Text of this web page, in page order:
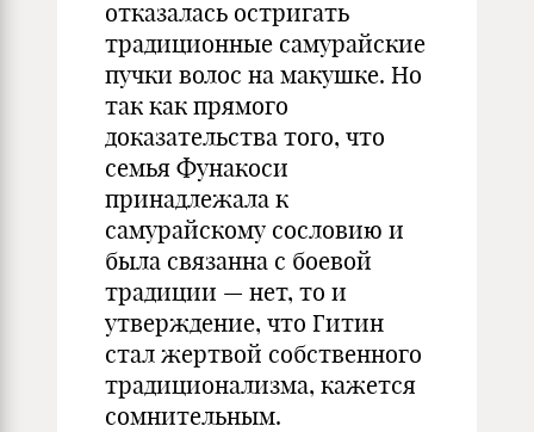
отказалась остригать
традиционные самурайские
пучки волос на макушке. Но
так как прямого
доказательства того, что
семья Фунакоси
принадлежала к
самурайскому сословию и
была связанна с боевой
традиции — нет, то и
утверждение, что Гитин
стал жертвой собственного
традиционализма, кажется
сомнительным.